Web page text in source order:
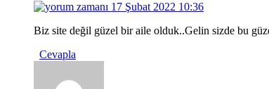
17 Şubat 2022 10:36
Biz site değil güzel bir aile olduk..Gelin sizde bu
Cevapla